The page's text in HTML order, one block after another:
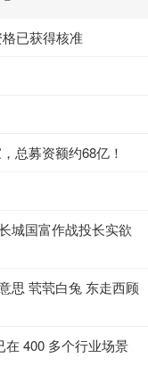
已获得核准
总募资额约68亿！
城国富作战投长实欲
思 茕茕白兔 东走西顾
400 多个行业场景